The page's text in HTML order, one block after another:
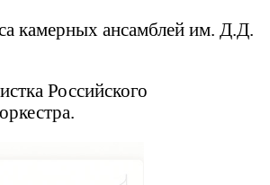
камерных ансамблей им. Д.Д.
Российского